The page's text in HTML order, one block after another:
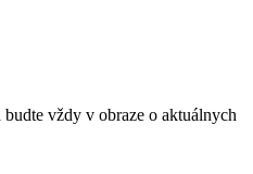
vždy v obraze o aktuálnych